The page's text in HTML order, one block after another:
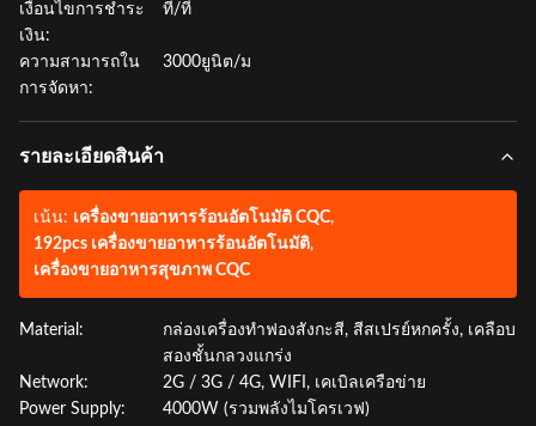
เงื่อนไขการชำระ
เงิน:
ที/ที
ความสามารถใน
การจัดหา:
3000ยูนิต/ม
รายละเอียดสินค้า
เน้น: เครื่องขายอาหารร้อนอัตโนมัติ CQC,
192pcs เครื่องขายอาหารร้อนอัตโนมัติ,
เครื่องขายอาหารสุขภาพ CQC
Material:
กล่องเครื่องทำฟองสังกะสี, สีสเปรย์หกครั้ง, เคลือบ
สองชั้นกลวงแกร่ง
Network:
2G / 3G / 4G, WIFI, เคเบิลเครือข่าย
Power Supply:
4000W (รวมพลังไมโครเวฟ)